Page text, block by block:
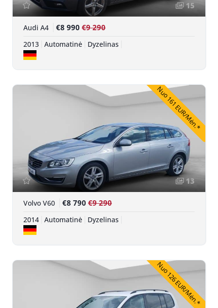
15
Audi A4 €8 990 €9 290
2013 Automatinė Dyzelinas
Nuo 161 EUR/Mėn.*
13
Volvo V60 €8 790 €9 290
2014 Automatinė Dyzelinas
Nuo 126 EUR/Mėn.*